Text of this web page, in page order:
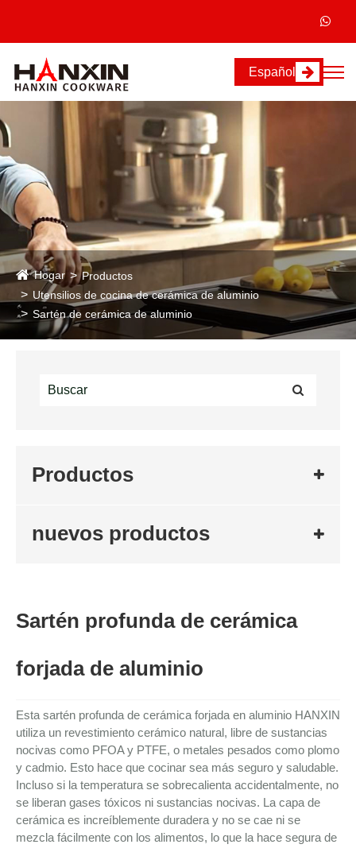
Español
Hogar
Productos
Utensilios de cocina de cerámica de aluminio
Sartén de cerámica de aluminio
Productos
nuevos productos
Sartén profunda de cerámica
forjada de aluminio
Esta sartén profunda de cerámica forjada en aluminio HANXIN
utiliza un revestimiento cerámico natural, libre de sustancias
nocivas como PFOA y PTFE, o metales pesados ​​como plomo
y cadmio. Esto hace que cocinar sea más seguro y saludable.
Incluso si la temperatura se sobrecalienta accidentalmente, no
se liberan gases tóxicos ni sustancias nocivas. La capa de
cerámica es increíblemente duradera y no se cae ni se
mezcla fácilmente con los alimentos, lo que la hace segura de